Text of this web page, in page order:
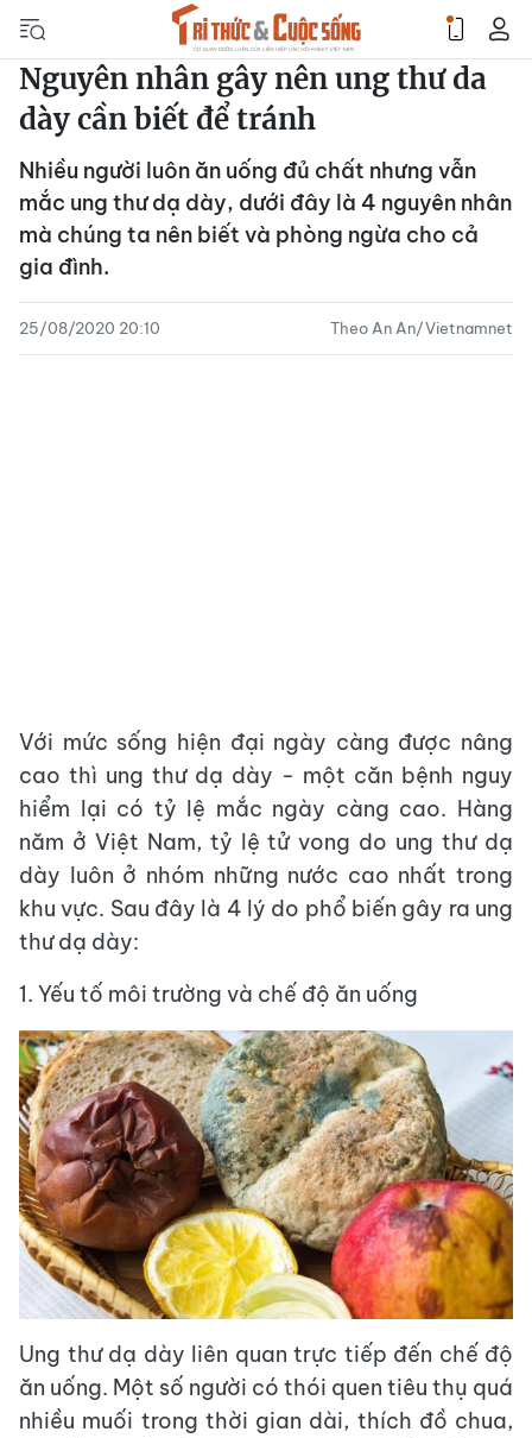
Nguyên nhân gây nên ung thư da
dày cần biết để tránh
Nhiều người luôn ăn uống đủ chất nhưng vẫn
mắc ung thư dạ dày, dưới đây là 4 nguyên nhân
mà chúng ta nên biết và phòng ngừa cho cả
gia đình.
25/08/2020 20:10 Theo An An/Vietnamnet
Với mức sống hiện đại ngày càng được nâng
cao thì ung thư dạ dày - một căn bệnh nguy
hiểm lại có tỷ lệ mắc ngày càng cao. Hàng
năm ở Việt Nam, tỷ lệ tử vong do ung thư dạ
dày luôn ở nhóm những nước cao nhất trong
khu vực. Sau đây là 4 lý do phổ biến gây ra ung
thư dạ dày:
1. Yếu tố môi trường và chế độ ăn uống
Ung thư dạ dày liên quan trực tiếp đến chế độ
ăn uống. Một số người có thói quen tiêu thụ quá
nhiều muối trong thời gian dài, thích đồ chua,